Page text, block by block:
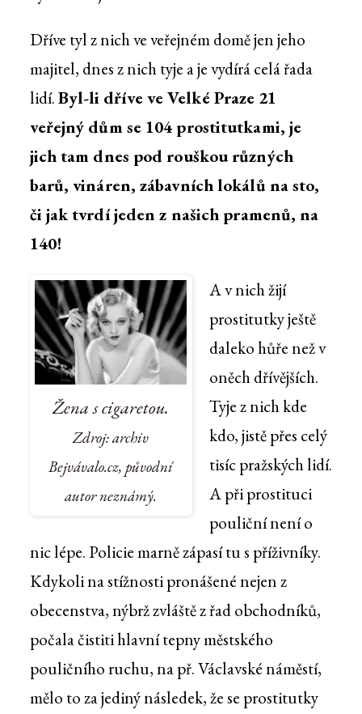
Dříve tyl z nich ve veřejném domě jen jeho
majitel, dnes z nich tyje a je vydírá celá řada
lidí.Byl-li dříve ve Velké Praze 21
veřejný dům se 104 prostitutkami, je
jich tam dnes pod rouškou různých
barů, vináren, zábavních lokálů na sto,
či jak tvrdí jeden z našich pramenů, na
140!
Žena s cigaretou.
Zdroj: archiv
Bejvávalo.cz, původní
autor neznámý.
A v nich žijí
prostitutky ještě
daleko hůře než v
oněch dřívějších.
Tyje z nich kde
kdo, jistě přes celý
tisíc pražských lidí.
A při prostituci
pouliční není o
nic lépe. Policie marně zápasí tu s příživníky.
Kdykoli na stížnosti pronášené nejen z
obecenstva, nýbrž zvláště z řad obchodníků,
počala čistiti hlavní tepny městského
pouličního ruchu, na př. Václavské náměstí,
mělo to za jediný následek, že se prostitutky